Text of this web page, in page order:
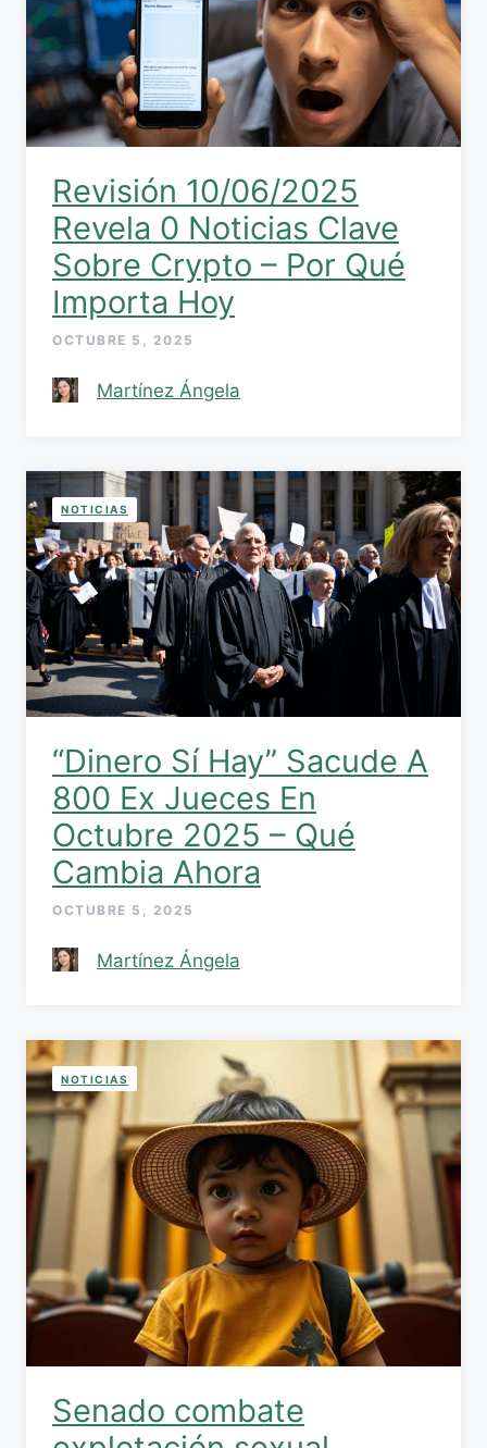
Revisión 10/06/2025
Revela 0 Noticias Clave
Sobre Crypto – Por Qué
Importa Hoy
OCTUBRE 5, 2025
Martínez Ángela
NOTICIAS
“Dinero Sí Hay” Sacude A
800 Ex Jueces En
Octubre 2025 – Qué
Cambia Ahora
OCTUBRE 5, 2025
Martínez Ángela
NOTICIAS
Senado combate